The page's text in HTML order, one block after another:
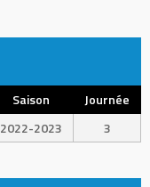
Saison
Journée
2022-2023 3